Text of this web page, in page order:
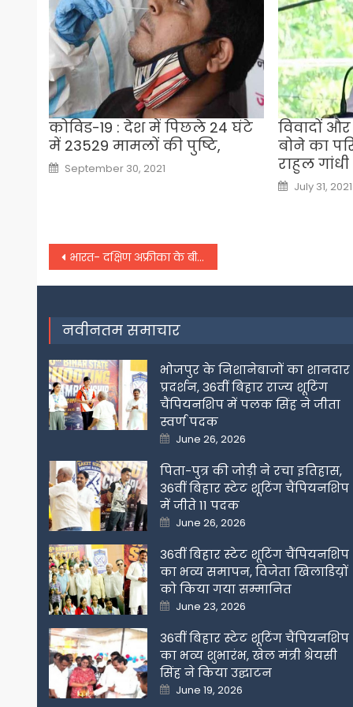
कोविड-19 : देश में पिछले 24 घंटे
में 23529 मामलों की पुष्टि,
Posted
on
September 30, 2021
विवादों
बोने का
राहुल गांधी
Posted
on
July 31, 2021
Post
navigation
भारत- दक्षिण अफ्रीका के बीच तीसरे टेस्ट में किसका पलड़ा भारी,
नवीनतम समाचार
भोजपुर के निशानेबाजों का शानदार
प्रदर्शन, 36वीं बिहार राज्य शूटिंग
चैंपियनशिप में पलक सिंह ने जीता
स्वर्ण पदक
Posted
on
June 26, 2026
पिता-पुत्र की जोड़ी ने रचा इतिहास,
36वीं बिहार स्टेट शूटिंग चैंपियनशिप
में जीते 11 पदक
Posted
on
June 26, 2026
36वीं बिहार स्टेट शूटिंग चैंपियनशिप
का भव्य समापन, विजेता खिलाडिय़ों
को किया गया सम्मानित
Posted
on
June 23, 2026
36वीं बिहार स्टेट शूटिंग चैंपियनशिप
का भव्य शुभारंभ, खेल मंत्री श्रेयसी
सिंह ने किया उद्घाटन
Posted
on
June 19, 2026